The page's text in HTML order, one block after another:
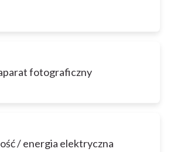
fotograficzny
/ energia elektryczna